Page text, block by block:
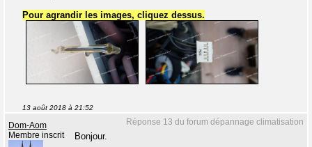
Pour agrandir les images, cliquez dessus.
13 août 2018 à 21:52
Réponse 13 du forum dépannage climatisation
Dom-Aom
Membre inscrit
Bonjour.